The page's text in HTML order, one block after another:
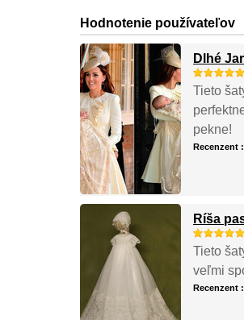
Hodnotenie používateľov
Dlhé
Tieto
pekne!
Recenzent
Ríša
Tieto
veľmi
Recenzent